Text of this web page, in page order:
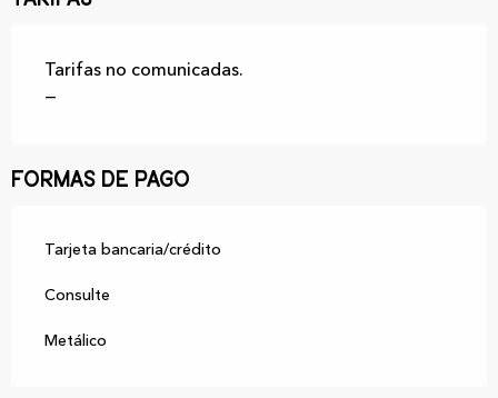
Tarifas no comunicadas.
—
Formas de pago
Tarjeta bancaria/crédito
Consulte
Metálico